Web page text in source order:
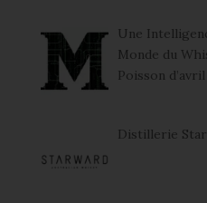
Une
Monde du
Poisson d’avril
Distillerie